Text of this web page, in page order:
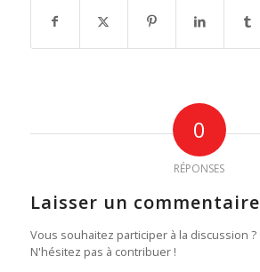
0
RÉPONSES
Laisser un commentaire
Vous souhaitez participer à la discussion ?
N'hésitez pas à contribuer !